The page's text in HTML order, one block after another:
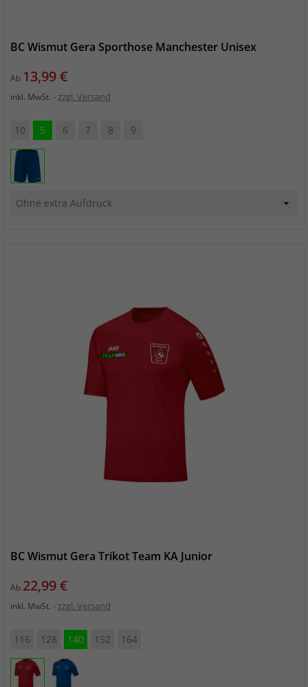
BC Wismut Gera Sporthose Manchester Unisex
Ab Preis
13,99 €
inkl. MwSt. zzgl. Versand
10 5 6 7 8 9
BC Wismut Gera Trikot Team KA Junior
Ab Preis
22,99 €
inkl. MwSt. zzgl. Versand
116 128 140 152 164